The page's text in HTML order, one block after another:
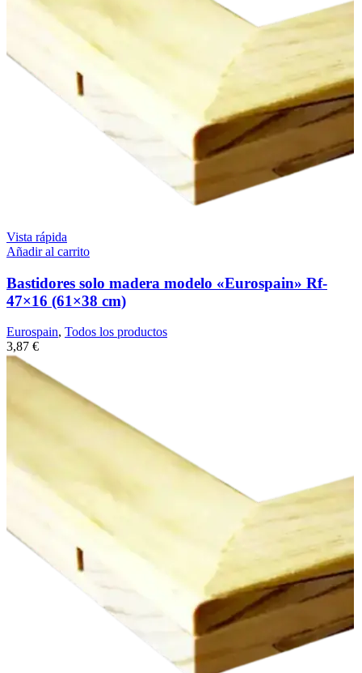
Vista rápida
Añadir al carrito
Bastidores solo madera modelo «Eurospain» Rf-
47×16 (61×38 cm)
Eurospain, Todos los productos
3,87 €